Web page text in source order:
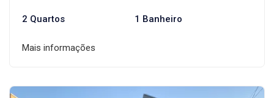
2 Quartos 1 Banheiro
Mais informações